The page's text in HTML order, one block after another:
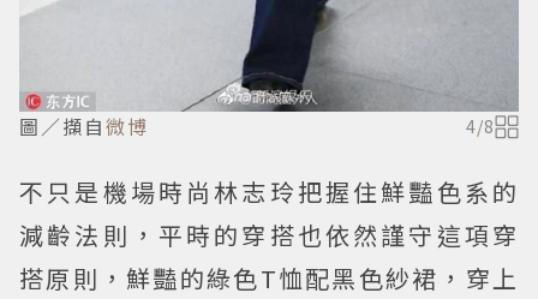
圖／擷自微博 4/8
不只是機場時尚林志玲把握住鮮豔色系的
減齡法則，平時的穿搭也依然謹守這項穿
搭原則，鮮豔的綠色T恤配黑色紗裙，穿上